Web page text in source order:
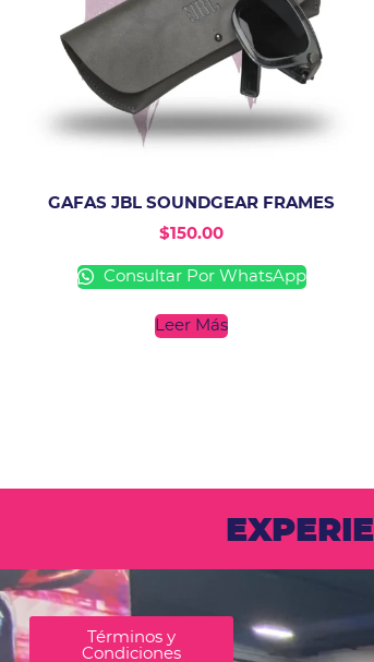
GAFAS JBL SOUNDGEAR FRAMES
$150.00
Consultar Por WhatsApp
Leer Más
Términos y
Condiciones